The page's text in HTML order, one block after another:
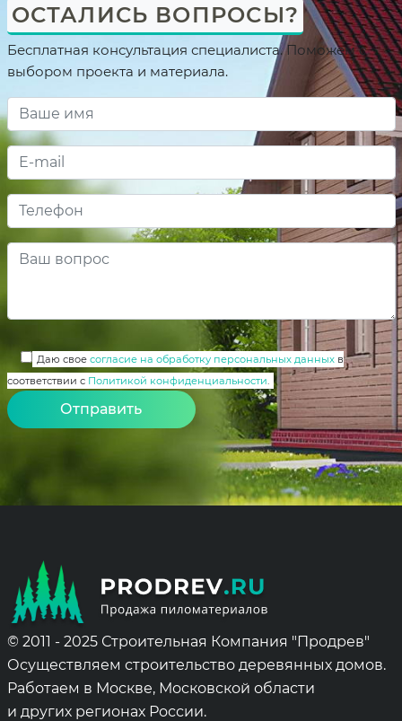
ОСТАЛИСЬ ВОПРОСЫ?
Бесплатная консультация специалиста. Поможем с
выбором проекта и материала.
Даю свое согласие на обработку персональных данныхв
соответствии с Политикой конфиденциальности.
© 2011 - 2025 Строительная Компания "Продрев"
Осуществляем строительство деревянных домов.
Работаем в Москве, Московской области
и других регионах России.